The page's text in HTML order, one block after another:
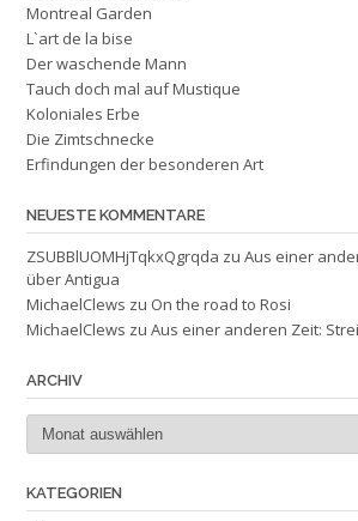
Montreal Garden
L`art de la bise
Der waschende Mann
Tauch doch mal auf Mustique
Koloniales Erbe
Die Zimtschnecke
Erfindungen der besonderen Art
NEUESTE KOMMENTARE
ZSUBBlUOMHjTqkxQgrqda zu Aus einer
über Antigua
MichaelClews zu On the road to Rosi
MichaelClews zu Aus einer anderen Zeit:
ARCHIV
Archiv
KATEGORIEN